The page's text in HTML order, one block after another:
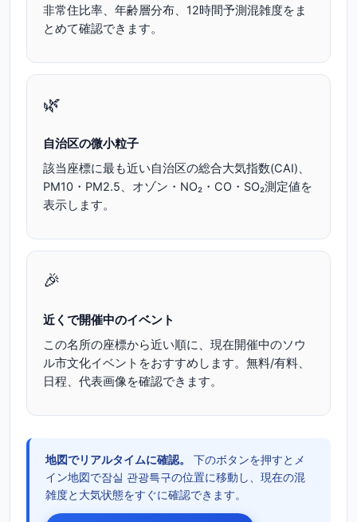
非常住比率、年齢層分布、12時間予測混雑度をま
とめて確認できます。
🌿
自治区の微小粒子
該当座標に最も近い自治区の総合大気指数(CAI)、
PM10・PM2.5、オゾン・NO₂・CO・SO₂測定値を
表示します。
🎉
近くで開催中のイベント
この名所の座標から近い順に、現在開催中のソウ
ル市文化イベントをおすすめします。無料/有料、
日程、代表画像を確認できます。
地図でリアルタイムに確認。
下のボタンを押すとメ
イン地図で잠실 관광특구の位置に移動し、現在の混
雑度と大気状態をすぐに確認できます。